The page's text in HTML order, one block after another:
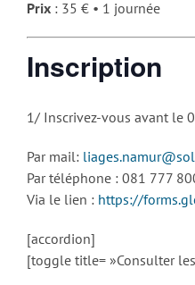
Prix : 35 € • 1 journée
Inscription
1/ Inscrivez-vous avant le
Par mail:
Par téléphone : 081 777
Via le lien : https://
[accordion]
[toggle title= »Consulter